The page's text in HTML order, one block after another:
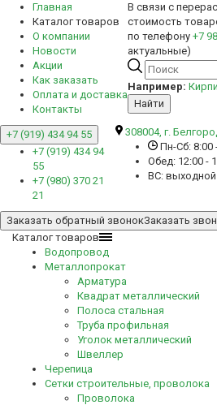
Главная
Каталог товаров
О компании
Новости
Акции
Как заказать
Оплата и доставка
Контакты
308004, г.
Пн-Сб: 8:00
Обед: 12:00 -
ВС: выходной
В связи с
стоимость
по телефону +7
актуальные)
Например:
Найти
+7 (919) 434 94 55
+7 (919) 434 94
55
+7 (980) 370 21
21
Заказать обратный звонокЗаказать
Каталог товаров
Водопровод
Металлопрокат
Арматура
Квадрат металлический
Полоса стальная
Труба профильная
Уголок металлический
Швеллер
Черепица
Сетки строительные, проволока
Проволока